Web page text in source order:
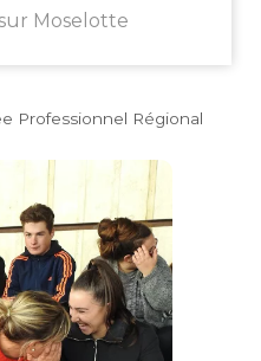
Moselotte
Pro­fes­sion­nel Régional